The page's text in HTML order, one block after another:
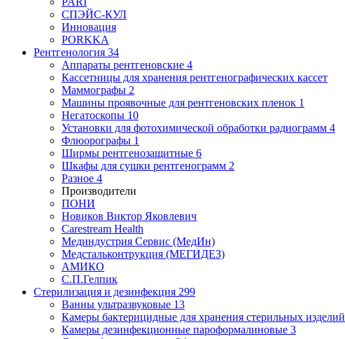
СПЭЙС-КУЛ
Инновация
PORKKA
Рентгенология 34
Аппараты рентгеновские 4
Кассетницы для хранения рентгенографических кассет
Маммографы 2
Машины проявочные для рентгеновских пленок 1
Негатоскопы 10
Установки для фотохимической обработки радиограмм 4
Флюорографы 1
Ширмы рентгенозащитные 6
Шкафы для сушки рентгенограмм 2
Разное 4
Производители
ПОНИ
Новиков Виктор Яковлевич
Carestream Health
Мединдустрия Сервис (МедИн)
Медстальконтрукция (МЕГИДЕЗ)
АМИКО
С.П.Гелпик
Стерилизация и дезинфекция 299
Ванны ультразвуковые 13
Камеры бактерицидные для хранения стерильных изделий
Камеры дезинфекционные пароформалиновые 3